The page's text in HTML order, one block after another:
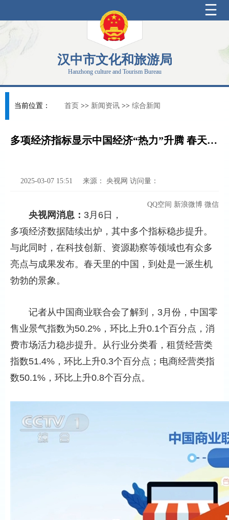
汉中市文化和旅游局
Hanzhong culture and Tourism Bureau
当前位置： 首页 >> 新闻资讯 >> 综合新闻
多项经济指标显示中国经济“热力”升腾 春天里的中国生机勃勃
2025-03-07 15:51 来源： 央视网 访问量：
QQ空间 新浪微博 微信
央视网消息： 3月6日，
多项经济数据陆续出炉，其中多个指标稳步提升。
与此同时，在科技创新、资源勘察等领域也有众多
亮点与成果发布。春天里的中国，到处是一派生机
勃勃的景象。
记者从中国商业联合会了解到，3月份，中国零
售业景气指数为50.2%，环比上升0.1个百分点，消
费市场活力稳步提升。从行业分类看，租赁经营类
指数51.4%，环比上升0.3个百分点；电商经营类指
数50.1%，环比上升0.8个百分点。